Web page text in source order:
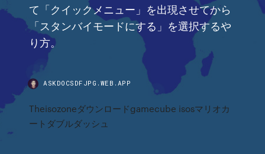
て「クイックメニュー」を出現させてから
「スタンバイモードにする」を選択するや
り方。
ASKDOCSDFJPG.WEB.APP
Theisozoneダウンロードgamecube isosマリオカ
ートダブルダッシュ